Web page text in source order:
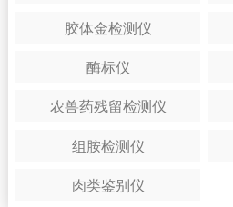
胶体金检测仪
酶标仪
农兽药残留检测仪
组胺检测仪
肉类鉴别仪